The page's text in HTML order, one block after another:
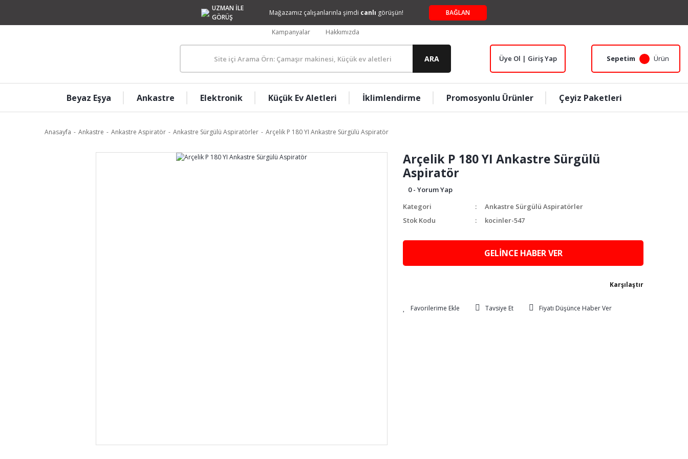
UZMAN İLE
GÖRÜŞ
Mağazamız çalışanlarınla şimdi canlı görüşün! BAĞLAN
Kampanyalar Hakkımızda
ARA Üye Ol | Giriş Yap Sepetim Ürün
Beyaz Eşya Ankastre Elektronik Küçük Ev Aletleri İklimlendirme Promosyonlu Ürünler Çeyiz Paketleri
Anasayfa Ankastre Ankastre Aspiratör Ankastre Sürgülü Aspiratörler Arçelik P 180 YI Ankastre Sürgülü Aspiratör
Arçelik P 180 YI Ankastre Sürgülü
Aspiratör
0 - Yorum Yap
Kategori
Ankastre Sürgülü Aspiratörler
Stok Kodu
kocinler-547
GELİNCE HABER VER
Karşılaştır
Tavsiye Et Fiyatı Düşünce Haber Ver